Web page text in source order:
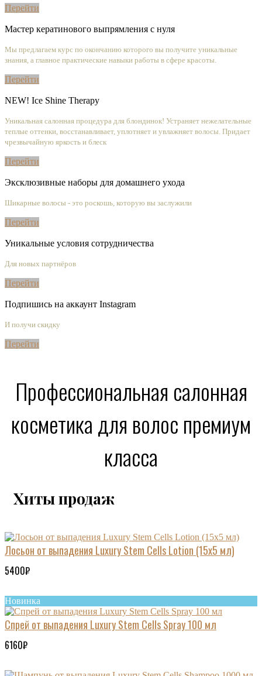
Перейти
Мастер кератинового выпрямления с нуля
Мы предлагаем курс по окончанию которого вы получите уникальные
знания, а главное практические навыки работы в сфере красоты.
Перейти
NEW! Ice Shine Therapy
Уникальная салонная процедура для блондинок! Устраняет нежелательные
теплые оттенки, восстанавливает, уплотняет и увлажняет волосы. Придает
чрезвычайную яркость и блеск
Перейти
Эксклюзивные наборы для домашнего ухода
Шикарные волосы - это роскошь, которую вы заслужили
Перейти
Уникальные условия сотрудничества
Для новых партнёров
Перейти
Подпишись на аккаунт Instagram
И получи скидку
Перейти
Профессиональная салонная
косметика для волос премиум
класса
Хиты продаж
Лосьон от выпадения Luxury Stem Cells Lotion (15x5 мл)
5400₽
Новинка
Спрей от выпадения Luxury Stem Cells Spray 100 мл
6160₽